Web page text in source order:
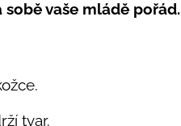
vaše mládě pořád.
tvar.
NÁMOŘNICKÉ